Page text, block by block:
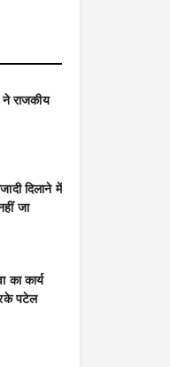
राजकीय
दिलाने में
जा
कार्य
पटेल